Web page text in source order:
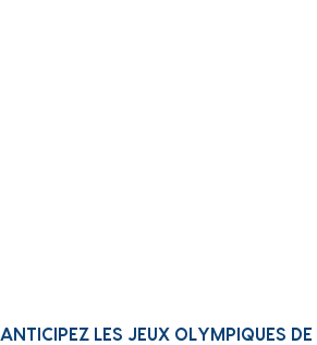
ANTICIPEZ LES JEUX OLYMPIQUES